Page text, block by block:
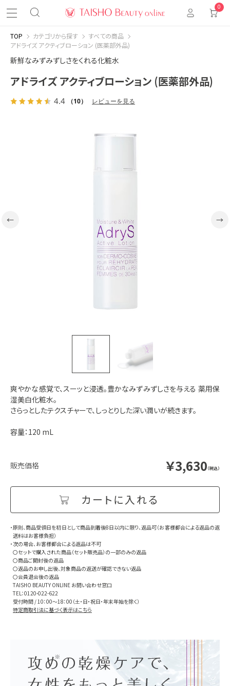
0
TOP カテゴリから探す
すべての商品
アドライズ アクティブローション (医薬部外品)
新鮮なみずみずしさをくれる化粧水
アドライズ アクティブローション (医薬部外品)
4.4 （10） レビューを見る
爽やかな感覚で、スーッと浸透。豊かなみずみずしさを与える 薬用保
湿美白化粧水。
さらっとしたテクスチャーで、しっとりした深い潤いが続きます。
容量：120 mL
￥3,630（税込）
・原則、商品受領日を初日として商品到着後8日以内に限り、返品可（お客様都合による返品の返
送料はお客様負担）
・次の場合、お客様都合による返品は不可
〇セットで購入された商品（セット販売品）の一部のみの返品
〇商品ご開封後の返品
〇返品のお申し出後、対象商品の返送が確認できない返品
〇会員退会後の返品
TAISHO BEAUTY ONLINE お問い合わせ窓口
TEL：0120-022-622
受付時間 / 10：00～18：00（土・日・祝日・年末年始を除く）
特定商取引法に基づく表示はこちら